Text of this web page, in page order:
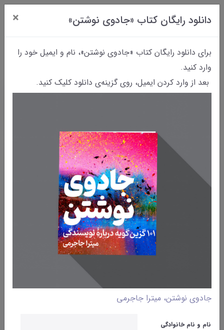
دانلود رایگان کتاب «جادوی نوشتن» ×
برای دانلود رایگان کتاب «جادوی نوشتن»، نام و ایمیل خود را
وارد کنید.
بعد از وارد کردن ایمیل، روی گزینه‌ی دانلود کلیک کنید.
جادوی نوشتن، میترا جاجرمی
نام و نام خانوادگی